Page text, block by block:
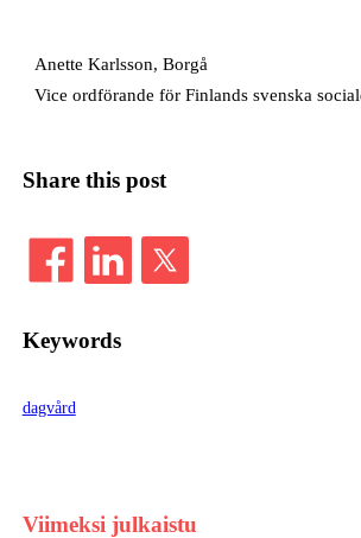
Anette Karlsson, Borgå
Vice ordförande för Finlands svenska
Share this post
Keywords
dagvård
Viimeksi julkaistu